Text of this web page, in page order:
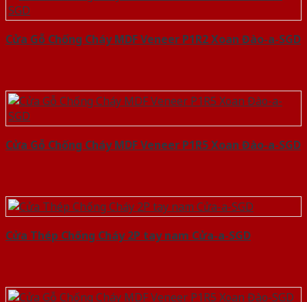
Cửa Gỗ Chống Cháy MDF Veneer P1R2 Xoan Đào-a-SGD
Cửa Gỗ Chống Cháy MDF Veneer P1R5 Xoan Đào-a-SGD
Cửa Thép Chống Cháy 2P tay nam Cửa-a-SGD